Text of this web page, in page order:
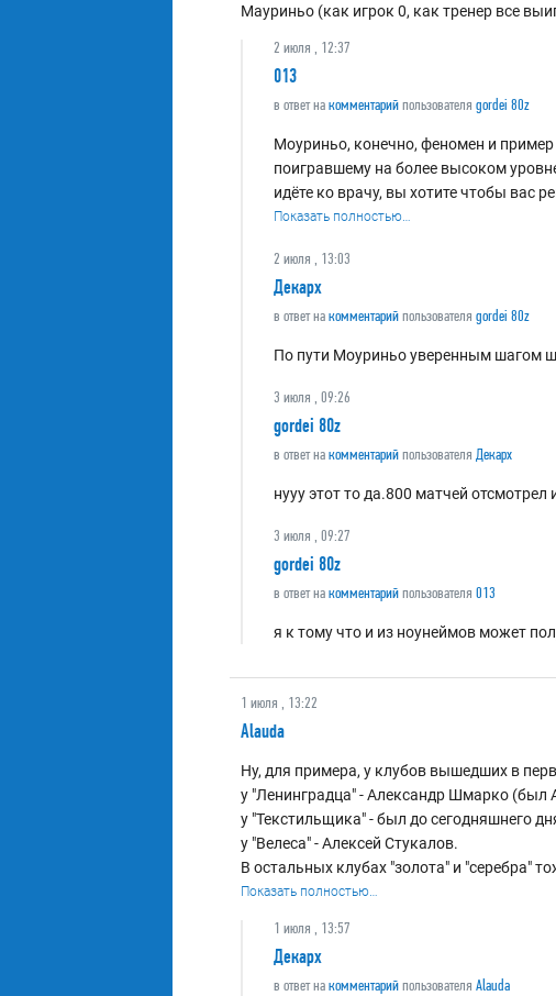
Мауриньо (как игрок 0, как тренер все
2 июля , 12:37
013
в ответ на комментарийпользователя gordei 80z
Моуриньо, конечно, феномен и
поигравшему на более высоком
идёте ко врачу, вы хотите чтобы вас
Показать полностью…
2 июля , 13:03
Декарх
в ответ на комментарийпользователя gordei 80z
По пути Моуриньо уверенным шагом
3 июля , 09:26
gordei 80z
в ответ на комментарийпользователя Декарх
нууу этот то да.800 матчей
3 июля , 09:27
gordei 80z
в ответ на комментарийпользователя 013
я к тому что и из ноунеймов может
1 июля , 13:22
Alauda
Ну, для примера, у клубов вышедших в
у "Ленинградца" - Александр Шмарко (был
у "Текстильщика" - был до сегодняшнего
у "Велеса" - Алексей Стукалов.
В остальных клубах "золота" и "серебра"
Показать полностью…
1 июля , 13:57
Декарх
в ответ на комментарийпользователя Alauda